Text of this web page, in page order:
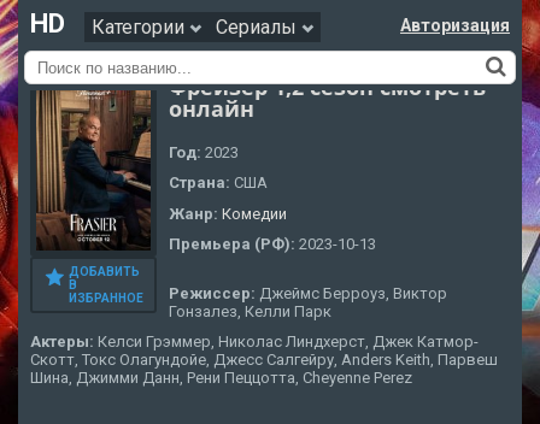
HD Категории Сериалы Авторизация
ДОБАВИТЬ
В
ИЗБРАННОЕ
Фрейзер 1,2 сезон смотреть
онлайн
Год: 2023
Страна: США
Жанр: Комедии
Премьера (РФ): 2023-10-13
Режиссер: Джеймс Берроуз, Виктор
Гонзалез, Келли Парк
Актеры: Келси Грэммер, Николас Линдхерст, Джек Катмор-
Скотт, Токс Олагундойе, Джесс Салгейру, Anders Keith, Парвеш
Шина, Джимми Данн, Рени Пеццотта, Cheyenne Perez